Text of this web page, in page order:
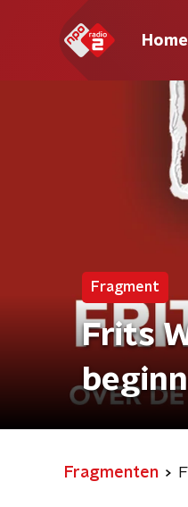
Home
Fragment
Frits
Fragmenten